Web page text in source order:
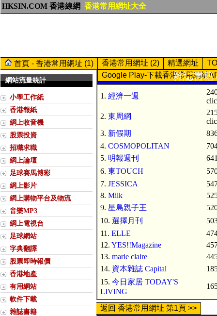
HKSIN.COM 香港線網 香港常用網址大全
首頁 - 香港常用網址 (1) 香港常用網址 (2) 精選網址
Google Play-下載香港常用網址
網站流量統計
小學工作紙
香港報紙
網上收音機
股票投資
招職求職
網上論壇
足球賽馬博彩
網上影片
網上購物平台及物流
音樂MP3
網上電視台
足球網站
字典翻譯
股票即時報價
香港地產
有用網站
軟件下載
雜誌書籍
雜誌書籍
1. 經濟一週
2. 東周網
3. 新假期
4. COSMOPOLITAN
5. 明報週刊
6. 東TOUCH
7. JESSICA
8. Milk
9. 星島親子王
10. 選擇月刊
11. ELLE
12. YES!!Magazine
13. marie claire
14. 資本雜誌 Capital
15. 今日家居 TODAY'S
LIVING
返回 香港常用網址 第1頁 >>